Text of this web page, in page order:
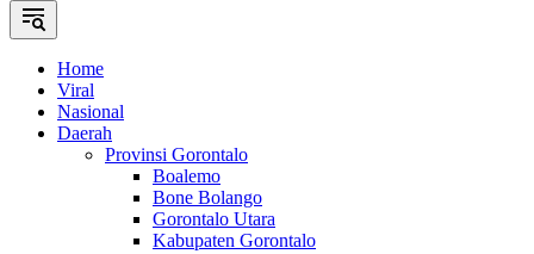
Home
Viral
Nasional
Daerah
Provinsi Gorontalo
Boalemo
Bone Bolango
Gorontalo Utara
Kabupaten Gorontalo